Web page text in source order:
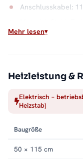
Anschlusskabel:
Wasserkapazität:
Einschalten,
offene Seite hält
Stahlkorpus in
Handtuchheizkörper
Mehr lesen
Heizleistung &
Elektrisch –
Heizstab)
Baugröße
50 × 115 cm